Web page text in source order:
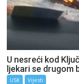
U nesreći kod
ljekari se drugom
USK Vijesti